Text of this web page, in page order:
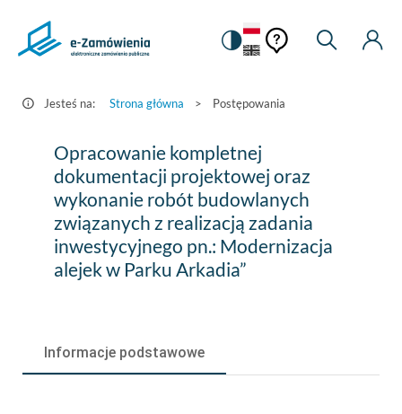
Postępowania
Zamówienia.gov.pl
Zmiana
na
kontrastową
Pomoc
kontekstowa
Pomoc
Moje
Jesteś na: Strona główna > Postępowania
Opracowanie
kompletnej
dokumentacji
projektowej
oraz
budowlanych
Opracowanie kompletnej
dokumentacji projektowej oraz
wykonanie robót budowlanych
związanych z realizacją zadania
inwestycyjnego pn.: Modernizacja
alejek w Parku Arkadia”
Informacje podstawowe